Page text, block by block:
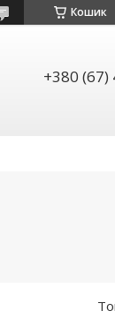
Кошик
+380 (67)